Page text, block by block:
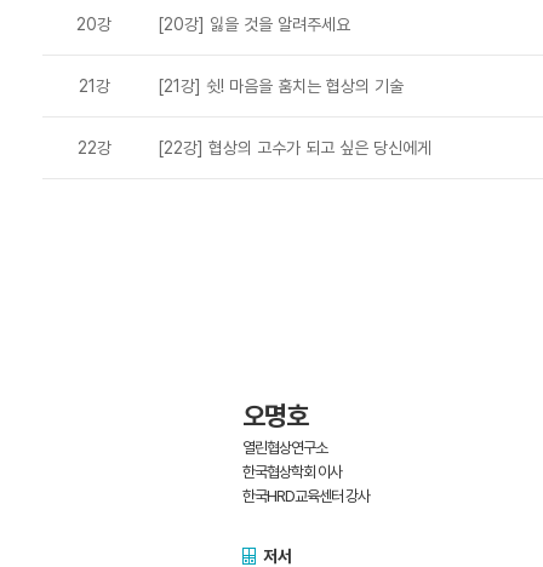
20강 [20강] 잃을 것을 알려주세요
21강 [21강] 쉿! 마음을 훔치는 협상의 기술
22강 [22강] 협상의 고수가 되고 싶은 당신에게
오명호
열린협상연구소
한국협상학회 이사
한국HRD교육센터 강사
저서